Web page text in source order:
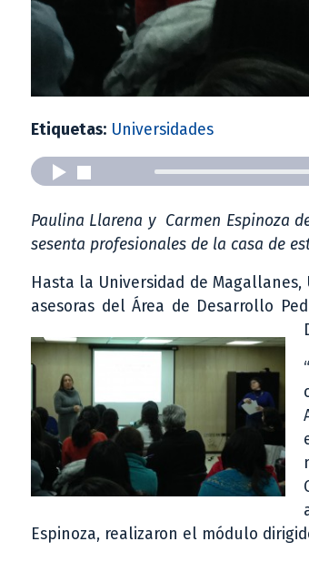
Etiquetas: Universidades
Paulina Llarena y Carmen Espinoza
sesenta profesionales de la casa de
Hasta la Universidad de
asesoras del Área de Desarrollo
Espinoza, realizaron el módulo